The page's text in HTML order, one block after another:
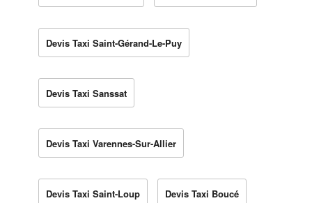
Devis Taxi Saint-Gérand-Le-Puy
Devis Taxi Sanssat
Devis Taxi Varennes-Sur-Allier
Devis Taxi Saint-Loup Devis Taxi Boucé